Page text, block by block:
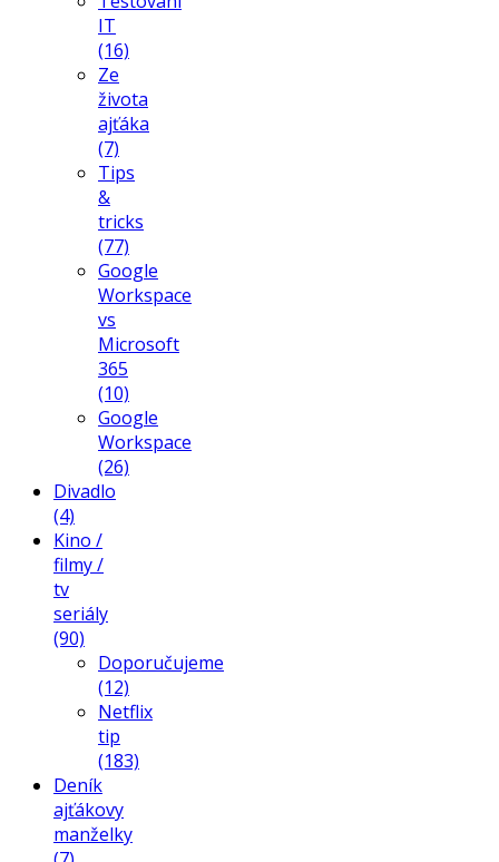
IT
(16)
Ze
života
ajťáka
(7)
Tips
&
tricks
(77)
Google
Workspace
vs
Microsoft
365
(10)
Google
Workspace
(26)
Divadlo
(4)
Kino /
filmy /
tv
seriály
(90)
Doporučujeme
(12)
Netflix
tip
(183)
Deník
ajťákovy
manželky